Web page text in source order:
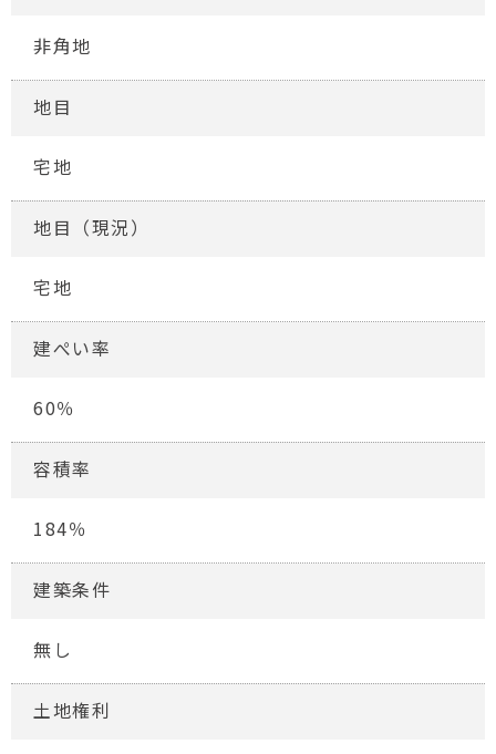
非角地
地目
宅地
地目（現況）
宅地
建ぺい率
60％
容積率
184％
建築条件
無し
土地権利